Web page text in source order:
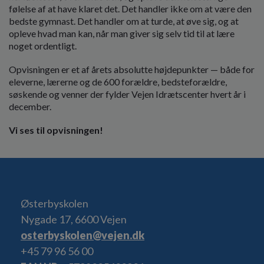
følelse af at have klaret det. Det handler ikke om at være den
bedste gymnast. Det handler om at turde, at øve sig, og at
opleve hvad man kan, når man giver sig selv tid til at lære
noget ordentligt.
Opvisningen er et af årets absolutte højdepunkter — både for
eleverne, lærerne og de 600 forældre, bedsteforældre,
søskende og venner der fylder Vejen Idrætscenter hvert år i
december.
Vi ses til opvisningen!
Østerbyskolen
Nygade 17, 6600 Vejen
osterbyskolen@vejen.dk
+45 79 96 56 00